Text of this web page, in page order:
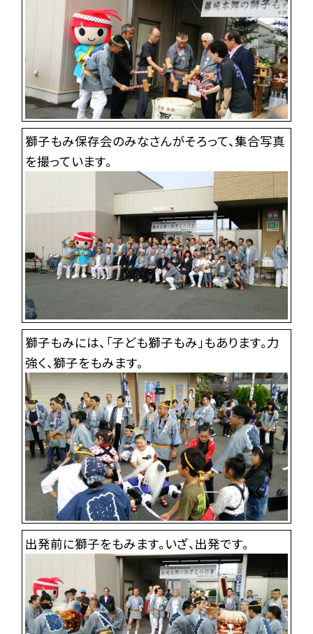
獅子もみ保存会のみなさんがそろって、集合写真
を撮っています。
獅子もみには、「子ども獅子もみ」もあります。力
強く、獅子をもみます。
出発前に獅子をもみます。いざ、出発です。